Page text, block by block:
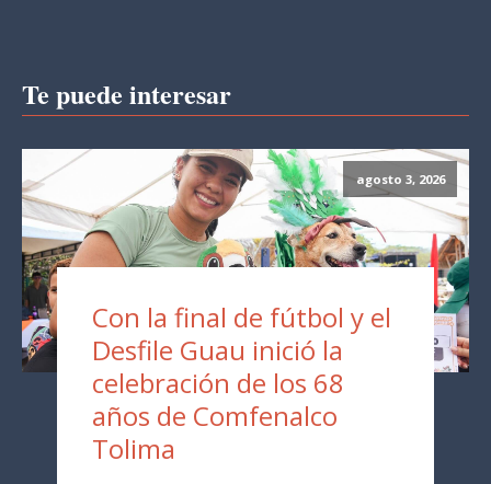
Te puede interesar
agosto 3, 2026
Con la final de fútbol y el
Desfile Guau inició la
celebración de los 68
años de Comfenalco
Tolima